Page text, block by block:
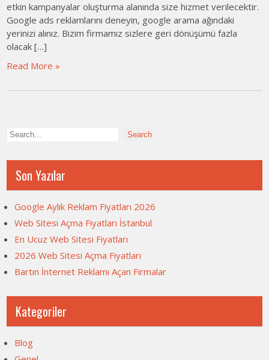
etkin kampanyalar oluşturma alanında size hizmet verilecektir.
Google ads reklamlarını deneyin, google arama ağındaki
yerinizi alınız. Bizim firmamız sizlere geri dönüşümü fazla
olacak […]
Read More »
Son Yazılar
Google Aylık Reklam Fiyatları 2026
Web Sitesi Açma Fiyatları İstanbul
En Ucuz Web Sitesi Fiyatları
2026 Web Sitesi Açma Fiyatları
Bartın İnternet Reklamı Açan Firmalar
Kategoriler
Blog